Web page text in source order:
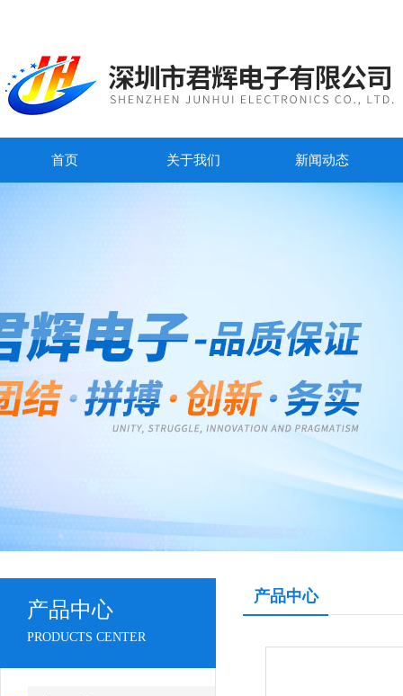
首页 关于我们 新闻动态
产品中心
PRODUCTS CENTER
产品中心